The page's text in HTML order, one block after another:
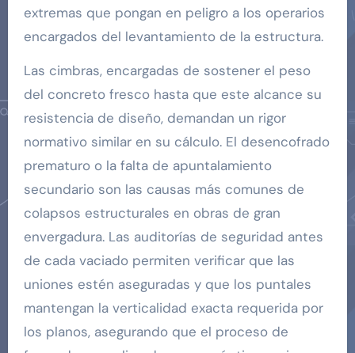
extremas que pongan en peligro a los operarios
encargados del levantamiento de la estructura.
Las cimbras, encargadas de sostener el peso
del concreto fresco hasta que este alcance su
resistencia de diseño, demandan un rigor
normativo similar en su cálculo. El desencofrado
prematuro o la falta de apuntalamiento
secundario son las causas más comunes de
colapsos estructurales en obras de gran
envergadura. Las auditorías de seguridad antes
de cada vaciado permiten verificar que las
uniones estén aseguradas y que los puntales
mantengan la verticalidad exacta requerida por
los planos, asegurando que el proceso de